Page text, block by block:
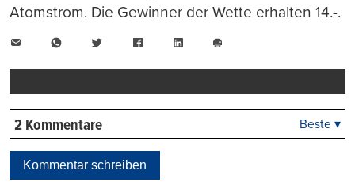
Atomstrom. Die Gewinner der Wette erhalten 14.-.
WhatsAppTwitter FacebookLinkedIn
drucken
2 Kommentare Beste ▾
Kommentar schreiben